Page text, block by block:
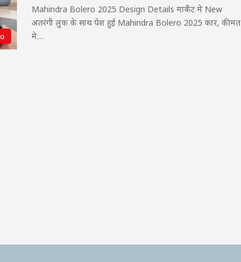
Mahindra Bolero 2025 Design Details मार्केट मे New
अतरंगी लुक के साथ पेश हुई Mahindra Bolero 2025 कार, कीमत
मे…